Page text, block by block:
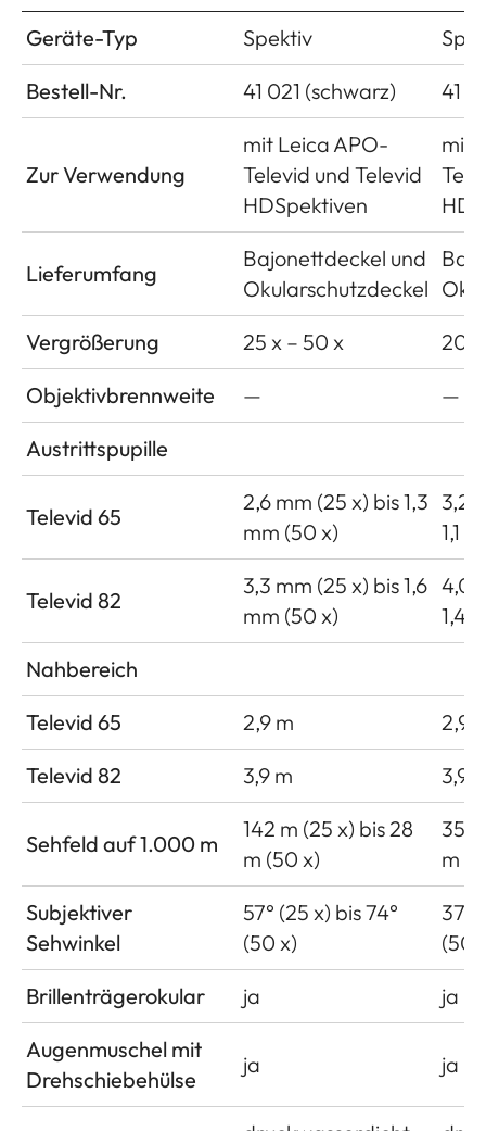
Geräte-Typ Spektiv
Bestell-Nr.
41 021 (schwarz) 41
Zur Verwendung
mit Leica APO-
Televid und Televid
HDSpektiven
mit
Lieferumfang
Bajonettdeckel und
Okularschutzdeckel
Vergrößerung
25 x – 50 x
20
Objektivbrennweite
—
—
Austrittspupille
Televid 65
2,6 mm (25 x) bis 1,3
mm (50 x)
1,1
Televid 82
3,3 mm (25 x) bis 1,6
mm (50 x)
4,0
1,4
Nahbereich
Televid 65
2,9 m
2,9
Televid 82
3,9 m 3,9
Sehfeld auf 1.000 m
142 m (25 x) bis 28
m (50 x)
35
m
Subjektiver
Sehwinkel
57° (25 x) bis 74°
(50 x)
37°
(50
Brillenträgerokular
ja
ja
Augenmuschel mit
Drehschiebehülse
ja ja